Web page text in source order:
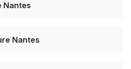
Nantes
Nantes